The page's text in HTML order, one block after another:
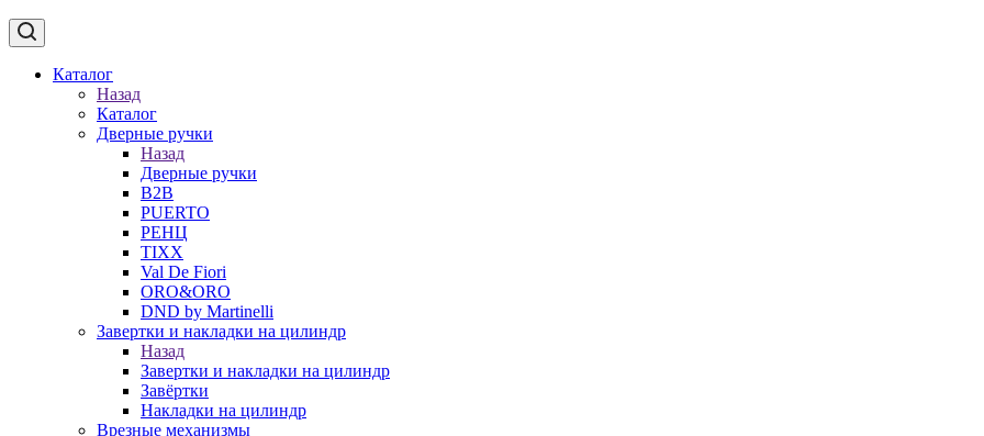
Каталог
Назад
Каталог
Дверные ручки
Назад
Дверные ручки
B2B
PUERTO
РЕНЦ
TIXX
Val De Fiori
ORO&ORO
DND by Martinelli
Завертки и накладки на цилиндр
Назад
Завертки и накладки на цилиндр
Завёртки
Накладки на цилиндр
Врезные механизмы